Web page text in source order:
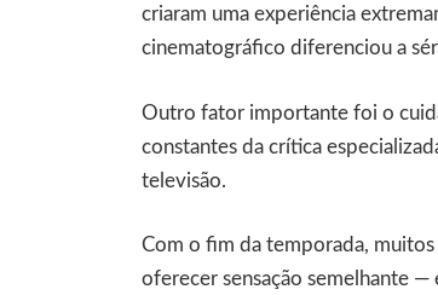
criaram uma experiência
cinematográfico diferenciou a
Outro fator importante foi o
constantes da crítica
televisão.
Com o fim da temporada,
oferecer sensação semelhante —